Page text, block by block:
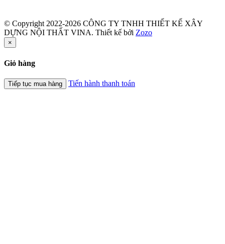
© Copyright 2022-2026 CÔNG TY TNHH THIẾT KẾ XÂY
DỰNG NỘI THẤT VINA. Thiết kế bởi Zozo
×
Giỏ hàng
Tiếp tục mua hàng Tiến hành thanh toán